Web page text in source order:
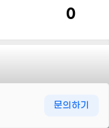
0
문의하기